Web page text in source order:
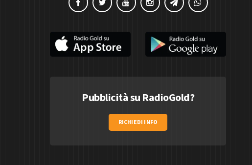
Pubblicità su RadioGold?
RICHIEDI INFO